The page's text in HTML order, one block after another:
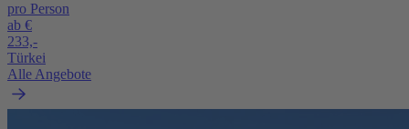
pro Person
ab €
233,-
Türkei
Alle Angebote